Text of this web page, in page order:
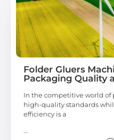
Folder Gluers
Packaging Quality
In the competitive world
high-quality standards
efficiency is a
...